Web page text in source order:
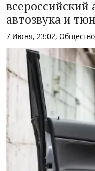
всероссийский
автозвука и
7 Июня, 23:02, Общество